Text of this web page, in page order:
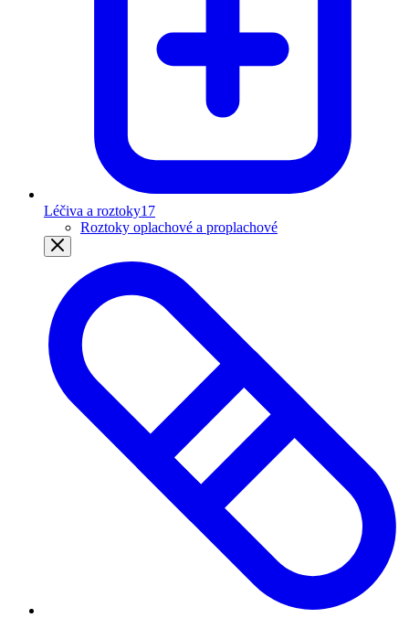
Léčiva a roztoky17
Roztoky oplachové a proplachové